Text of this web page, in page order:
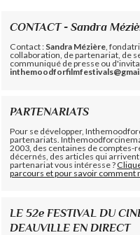
CONTACT - Sandra
Contact : Sandra Mézière ,
collaboration, de partenariat, de
communiqué de presse ou
PARTENARIATS
Pour se développer,
partenariats.
2003, des centaines de comptes-
décernés, des articles qui
partenariat vous intéresse ?
parcours et pour savoir comment
LE 52e FESTIVAL DU
DEAUVILLE EN DIRECT